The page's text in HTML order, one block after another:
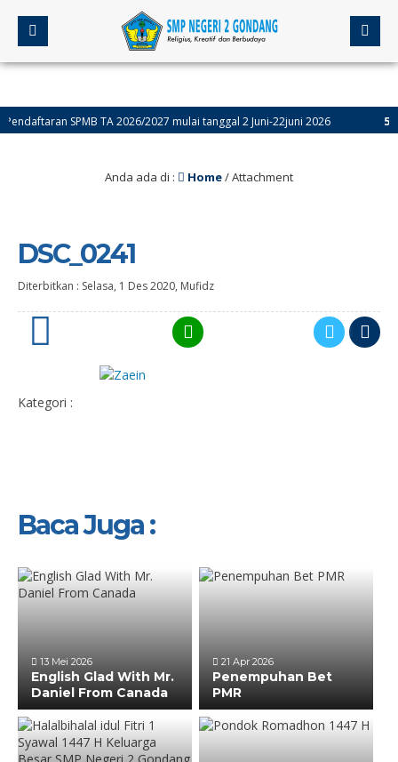
SPMB TA 2026/2027 mulai tanggal 2 Juni-22juni 2026 5
Anda ada di : Home/ Attachment
DSC_0241
Diterbitkan : Selasa, 1 Des 2020, Mufidz
Kategori :
Baca Juga :
13 Mei 2026
English Glad With Mr.
Daniel From Canada
21 Apr 2026
Penempuhan Bet
PMR